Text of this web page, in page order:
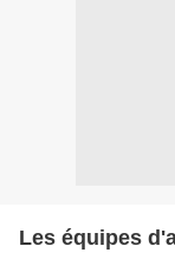
Les équipes